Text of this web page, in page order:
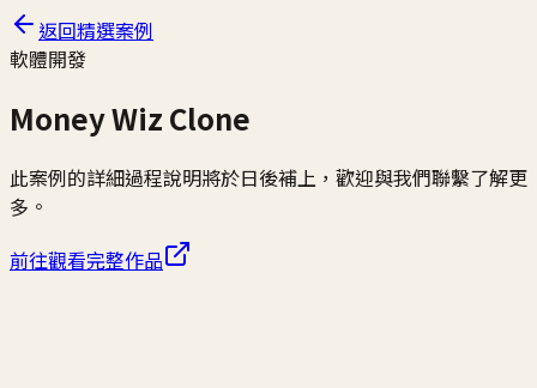
返回精選案例
軟體開發
Money Wiz Clone
此案例的詳細過程說明將於日後補上，歡迎與我們聯繫了解更
多。
前往觀看完整作品